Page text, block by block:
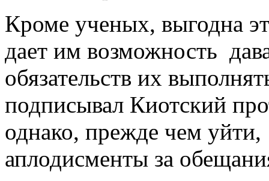
Кроме ученых, выгодна
дает им возможность
обязательств их
подписывал Киотский
однако, прежде чем
аплодисменты за